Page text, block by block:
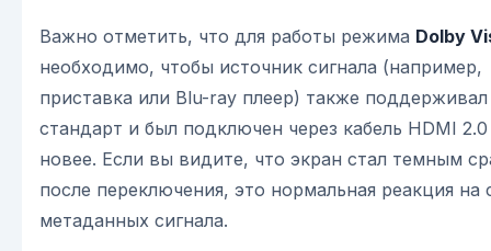
Важно отметить, что для работы режима Dolby
необходимо, чтобы источник сигнала (например,
приставка или Blu-ray плеер) также поддерживал
стандарт и был подключен через кабель HDMI
новее. Если вы видите, что экран стал темным
после переключения, это нормальная реакция на
метаданных сигнала.